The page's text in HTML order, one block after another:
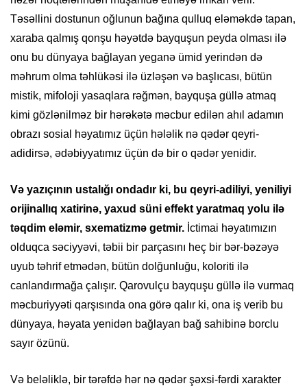
Təsəllini dostunun oğlunun bağına qulluq eləməkdə tapan,
xaraba qalmış qonşu həyətdə bayquşun peyda olması ilə
onu bu dünyaya bağlayan yeganə ümid yerindən də
məhrum olma təhlükəsi ilə üzləşən və başlıcası, bütün
mistik, mifoloji yasaqlara rəğmən, bayquşa güllə atmaq
kimi gözlənilməz bir hərəkətə məcbur edilən ahıl adamın
obrazı sosial həyatımız üçün hələlik nə qədər qeyri-
adidirsə, ədəbiyyatımız üçün də bir o qədər yenidir.
Və yazıçının ustalığı ondadır ki, bu qeyri-adiliyi, yeniliyi
orijinallıq xatirinə, yaxud süni effekt yaratmaq yolu ilə
təqdim eləmir, sxematizmə getmir. İctimai həyatımızın
olduqca səciyyəvi, təbii bir parçasını heç bir bər-bəzəyə
uyub təhrif etmədən, bütün dolğunluğu, koloriti ilə
canlandırmağa çalışır. Qarovulçu bayquşu güllə ilə vurmaq
məcburiyyəti qarşısında ona görə qalır ki, ona iş verib bu
dünyaya, həyata yenidən bağlayan bağ sahibinə borclu
sayır özünü.
Və beləliklə, bir tərəfdə hər nə qədər şəxsi-fərdi xarakter